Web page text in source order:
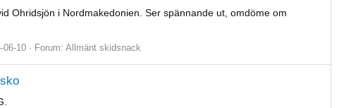
Ohridsjön i Nordmakedonien. Ser spännande ut, omdöme om
06-10 Forum: Allmänt skidsnack